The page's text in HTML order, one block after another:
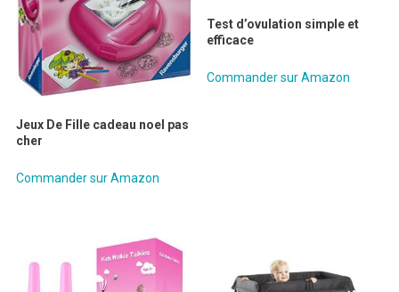
Jeux De Fille cadeau noel pas
cher
Commander sur Amazon
Test d’ovulation simple et
efficace
Commander sur Amazon